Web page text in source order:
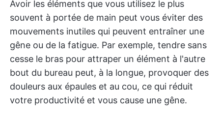
Avoir les éléments que vous utilisez le plus
souvent à portée de main peut vous éviter des
mouvements inutiles qui peuvent entraîner une
gêne ou de la fatigue. Par exemple, tendre sans
cesse le bras pour attraper un élément à l'autre
bout du bureau peut, à la longue, provoquer des
douleurs aux épaules et au cou, ce qui réduit
votre productivité et vous cause une gêne.